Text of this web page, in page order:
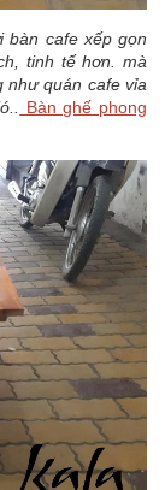
bàn cafe xếp gọn
tinh tế hơn. mà
như quán cafe vỉa
Bàn ghế phong